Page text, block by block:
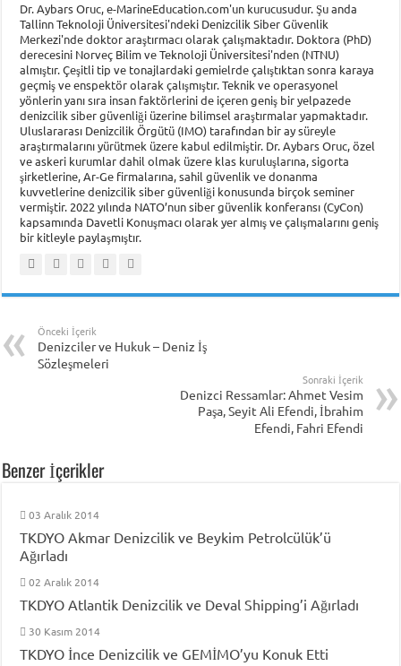
Dr. Aybars Oruc, e-MarineEducation.com'un kurucusudur. Şu anda
Tallinn Teknoloji Üniversitesi'ndeki Denizcilik Siber Güvenlik
Merkezi'nde doktor araştırmacı olarak çalışmaktadır. Doktora (PhD)
derecesini Norveç Bilim ve Teknoloji Üniversitesi'nden (NTNU)
almıştır. Çeşitli tip ve tonajlardaki gemielrde çalıştıktan sonra karaya
geçmiş ve enspektör olarak çalışmıştır. Teknik ve operasyonel
yönlerin yanı sıra insan faktörlerini de içeren geniş bir yelpazede
denizcilik siber güvenliği üzerine bilimsel araştırmalar yapmaktadır.
Uluslararası Denizcilik Örgütü (IMO) tarafından bir ay süreyle
araştırmalarını yürütmek üzere kabul edilmiştir. Dr. Aybars Oruc, özel
ve askeri kurumlar dahil olmak üzere klas kuruluşlarına, sigorta
şirketlerine, Ar-Ge firmalarına, sahil güvenlik ve donanma
kuvvetlerine denizcilik siber güvenliği konusunda birçok seminer
vermiştir. 2022 yılında NATO’nun siber güvenlik konferansı (CyCon)
kapsamında Davetli Konuşmacı olarak yer almış ve çalışmalarını geniş
bir kitleyle paylaşmıştır.
Önceki İçerik
Denizciler ve Hukuk – Deniz İş
Sözleşmeleri
Sonraki İçerik
Denizci Ressamlar: Ahmet Vesim
Paşa, Seyit Ali Efendi, İbrahim
Efendi, Fahri Efendi
Benzer İçerikler
03 Aralık 2014
TKDYO Akmar Denizcilik ve Beykim Petrolcülük’ü
Ağırladı
02 Aralık 2014
TKDYO Atlantik Denizcilik ve Deval Shipping’i Ağırladı
30 Kasım 2014
TKDYO İnce Denizcilik ve GEMİMO’yu Konuk Etti